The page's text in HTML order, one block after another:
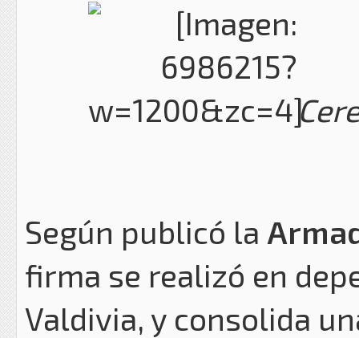
Según publicó la
firma se realizó en
Valdivia, y consolida